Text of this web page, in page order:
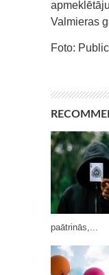
Valmieras
Foto:
paātrinās,...